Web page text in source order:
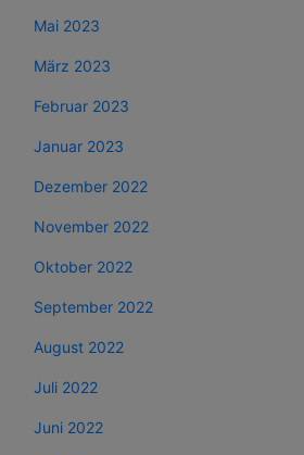
Mai 2023
März 2023
Februar 2023
Januar 2023
Dezember 2022
November 2022
Oktober 2022
September 2022
August 2022
Juli 2022
Juni 2022